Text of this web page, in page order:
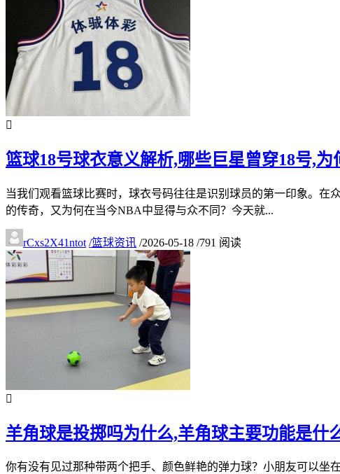
篮球18号球衣意义解析,哪些巨星曾穿18号,
当我们观看篮球比赛时，球衣号码往往是识别球员的第一印象。
的传奇，又为何在当今NBA中显得与众不同？今天就...
rCxs2X41ntot /篮球资讯 /2026-05-18 /791 阅读
羊角球是投掷吗为什么,羊角球主要功能是什
你有没有见过那种带两个把手、颜色鲜艳的弹力球？小朋友可以坐